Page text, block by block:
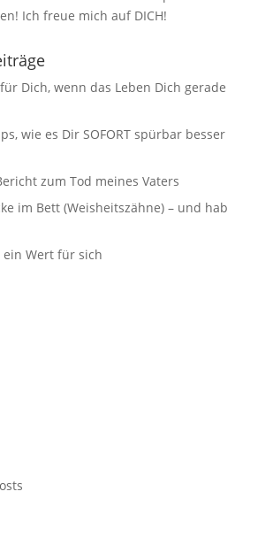
Ich freue mich auf DICH!
Dich, wenn das Leben Dich gerade
wie es Dir SOFORT spürbar besser
zum Tod meines Vaters
im Bett (Weisheitszähne) – und hab
Wert für sich